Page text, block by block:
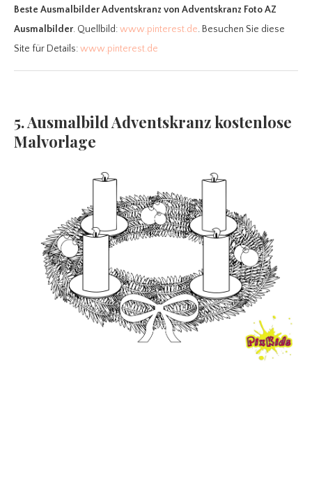
Beste Ausmalbilder Adventskranz von Adventskranz Foto AZ
Ausmalbilder. Quellbild:www.pinterest.de. Besuchen Sie diese
Site für Details:www.pinterest.de
5. Ausmalbild Adventskranz kostenlose
Malvorlage